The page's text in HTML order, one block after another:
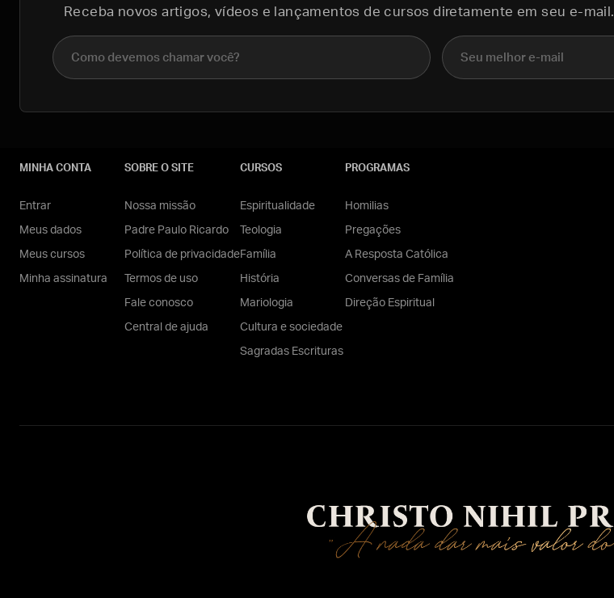
Receba novos artigos, vídeos e lançamentos de cursos diretamente em seu e-mail.
Nome completo E-mail
MINHA CONTA
Entrar
Meus dados
Meus cursos
Minha assinatura
SOBRE O SITE
Nossa missão
Padre Paulo Ricardo
Política de privacidade
Termos de uso
Fale conosco
Central de ajuda
CURSOS
Espiritualidade
Teologia
Família
História
Mariologia
Cultura e sociedade
Sagradas Escrituras
PROGRAMAS
Homilias
Pregações
A Resposta Católica
Conversas de Família
Direção Espiritual